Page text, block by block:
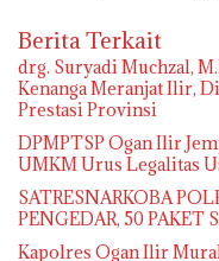
Berita Terkait
drg. Suryadi Muchzal,
Kenanga Meranjat Ilir,
Prestasi Provinsi
DPMPTSP Ogan Ilir
UMKM Urus Legalitas
SATRESNARKOBA
PENGEDAR, 50 PAKET
Kapolres Ogan Ilir